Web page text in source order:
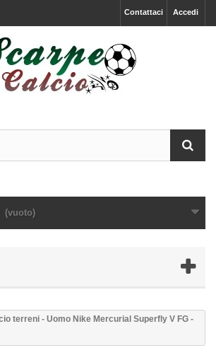
Accedi
Contattaci
(vuoto)
terreni - Uomo Nike Mercurial Superfly V FG -